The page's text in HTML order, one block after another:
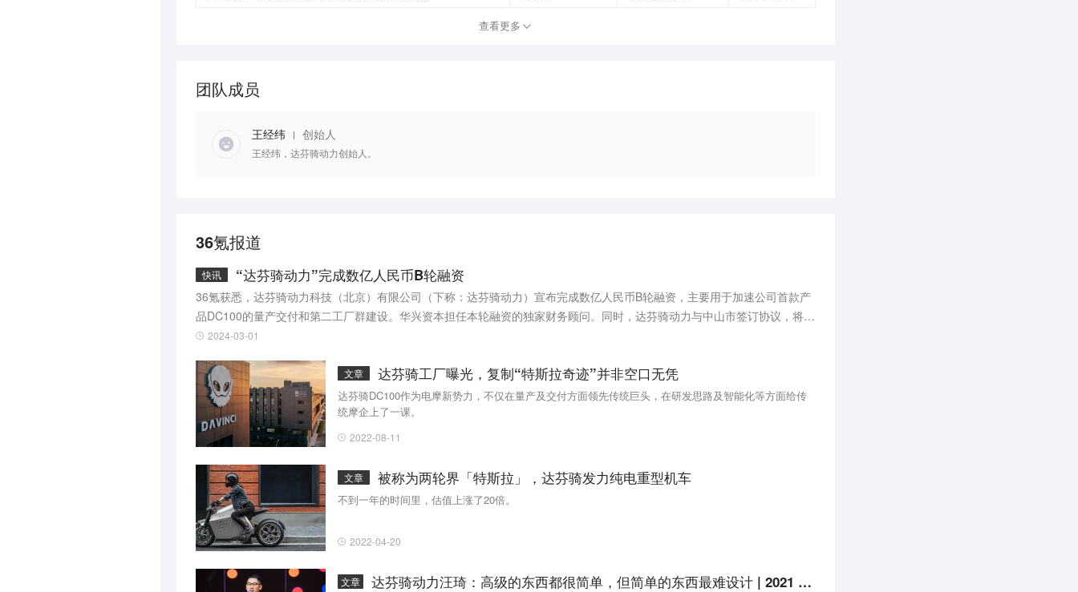
查看更多
团队成员
王经纬 创始人
王经纬，达芬骑动力创始人。
36氪报道
快讯 “达芬骑动力”完成数亿人民币B轮融资
36氪获悉，达芬骑动力科技（北京）有限公司（下称：达芬骑动力）宣布完成数亿人民币B轮融资，主要用于加速公司首款产
品DC100的量产交付和第二工厂群建设。华兴资本担任本轮融资的独家财务顾问。同时，达芬骑动力与中山市签订协议，将在
中山建设新能源智慧摩托车生产基地，落地后续车型产线，项目总投资15.5亿元。
2024-03-01
文章 达芬骑工厂曝光，复制“特斯拉奇迹”并非空口无凭
达芬骑DC100作为电摩新势力，不仅在量产及交付方面领先传统巨头，在研发思路及智能化等方面给传
统摩企上了一课。
2022-08-11
文章 被称为两轮界「特斯拉」，达芬骑发力纯电重型机车
不到一年的时间里，估值上涨了20倍。
2022-04-20
文章 达芬骑动力汪琦：高级的东西都很简单，但简单的东西最难设计 | 2021 WISE 未来出行峰会